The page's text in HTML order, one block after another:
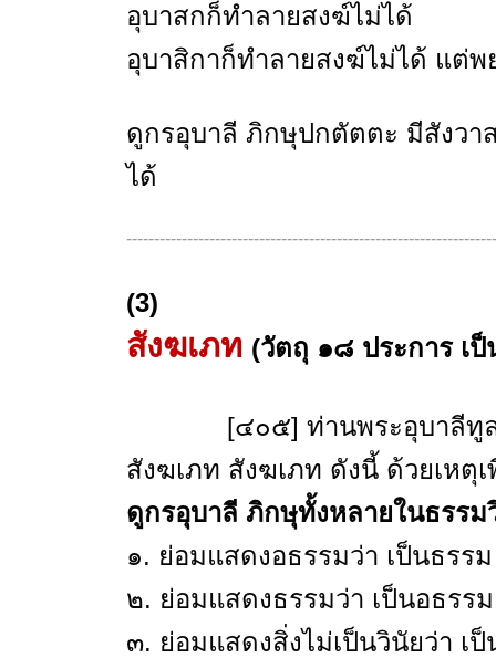
อุบาสกก็ทำลายสงฆ์ไม่ได้
อุบาสิกาก็ทำลายสงฆ์ไม่ได้ แต่พ
ดูกรอุบาลี ภิกษุปกตัตตะ มีสังวา
ได้
(3)
สังฆเภท (วัตถุ ๑๘ ประการ เ
[๔๐๕] ท่านพระอุบาลีทูลถา
สังฆเภท สังฆเภท ดังนี้ ด้วยเหตุ
ดูกรอุบาลี ภิกษุทั้งหลายในธรรม
๑. ย่อมแสดงอธรรมว่า เป็นธรรม
๒. ย่อมแสดงธรรมว่า เป็นอธรรม
๓. ย่อมแสดงสิ่งไม่เป็นวินัยว่า เ